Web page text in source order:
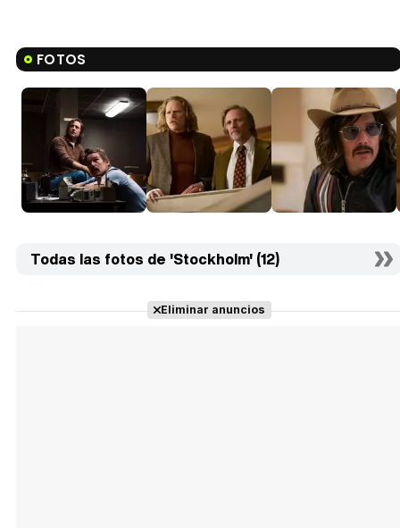
FOTOS
Todas las fotos de 'Stockholm' (12)
Eliminar anuncios